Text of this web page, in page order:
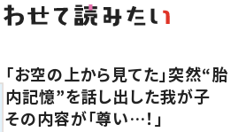
「お空の上から見てた」突然“胎
内記憶”を話し出した我が子
その内容が「尊い…！」